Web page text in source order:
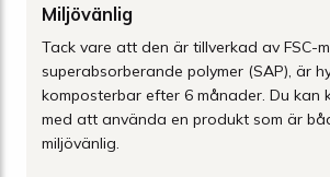
Miljövänlig
Tack vare att den är tillverkad av FSC-
superabsorberande polymer (SAP), är
komposterbar efter 6 månader. Du kan
med att använda en produkt som är
miljövänlig.